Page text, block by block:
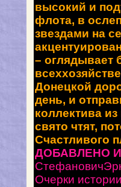
высокий и
флота, в
звездами на
– оглядывает
Донецкой
день, и
коллектива
свято чтят,
Счастливого
ДОБАВЛЕНО
Очерки